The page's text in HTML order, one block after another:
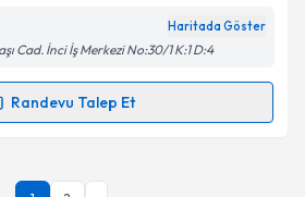
işlenmesine ilişkinAydınlatma
ve kişisel verilerimin belirtilen
kabul ediyorum.
Haritada Göster
Cad. İnci İş Merkezi No:30/1 K:1 D:4
Randevu Talep Et
Talebi
için randevu takvimi talebi oluşturun.